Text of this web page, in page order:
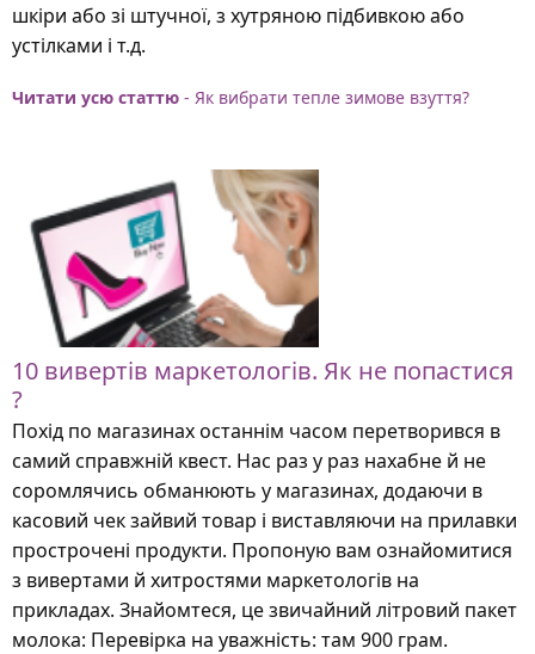
шкіри або зі штучної, з хутряною підбивкою або
устілками і т.д.
Читати усю статтю - Як вибрати тепле зимове взуття?
10 вивертів маркетологів. Як не попастися
?
Похід по магазинах останнім часом перетворився в
самий справжній квест. Нас раз у раз нахабне й не
соромлячись обманюють у магазинах, додаючи в
касовий чек зайвий товар і виставляючи на прилавки
прострочені продукти. Пропоную вам ознайомитися
з вивертами й хитростями маркетологів на
прикладах. Знайомтеся, це звичайний літровий пакет
молока: Перевірка на уважність: там 900 грам.